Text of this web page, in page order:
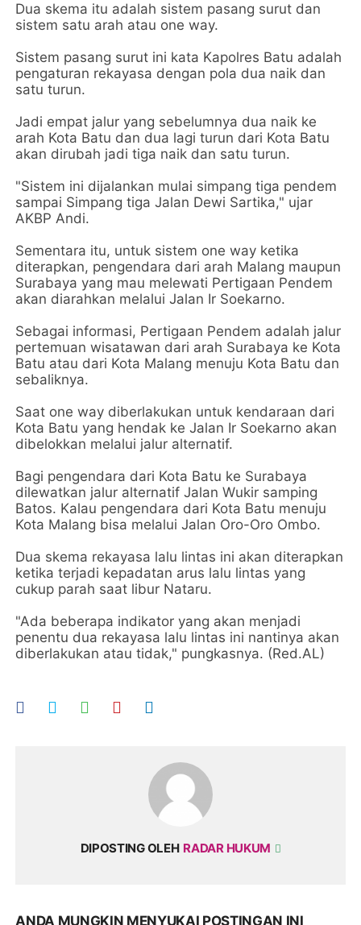
Dua skema itu adalah sistem pasang surut dan
sistem satu arah atau one way.
Sistem pasang surut ini kata Kapolres Batu adalah
pengaturan rekayasa dengan pola dua naik dan
satu turun.
Jadi empat jalur yang sebelumnya dua naik ke
arah Kota Batu dan dua lagi turun dari Kota Batu
akan dirubah jadi tiga naik dan satu turun.
"Sistem ini dijalankan mulai simpang tiga pendem
sampai Simpang tiga Jalan Dewi Sartika," ujar
AKBP Andi.
Sementara itu, untuk sistem one way ketika
diterapkan, pengendara dari arah Malang maupun
Surabaya yang mau melewati Pertigaan Pendem
akan diarahkan melalui Jalan Ir Soekarno.
Sebagai informasi, Pertigaan Pendem adalah jalur
pertemuan wisatawan dari arah Surabaya ke Kota
Batu atau dari Kota Malang menuju Kota Batu dan
sebaliknya.
Saat one way diberlakukan untuk kendaraan dari
Kota Batu yang hendak ke Jalan Ir Soekarno akan
dibelokkan melalui jalur alternatif.
Bagi pengendara dari Kota Batu ke Surabaya
dilewatkan jalur alternatif Jalan Wukir samping
Batos. Kalau pengendara dari Kota Batu menuju
Kota Malang bisa melalui Jalan Oro-Oro Ombo.
Dua skema rekayasa lalu lintas ini akan diterapkan
ketika terjadi kepadatan arus lalu lintas yang
cukup parah saat libur Nataru.
"Ada beberapa indikator yang akan menjadi
penentu dua rekayasa lalu lintas ini nantinya akan
diberlakukan atau tidak," pungkasnya. (Red.AL)
DIPOSTING OLEH RADAR HUKUM
ANDA MUNGKIN MENYUKAI POSTINGAN INI